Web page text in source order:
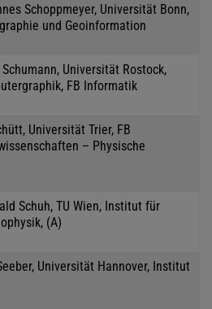
Schoppmeyer, Universität Bonn,
und Geoinformation
Universität Rostock,
FB Informatik
Universität Trier, FB
– Physische
Schuh, TU Wien, Institut für
(A)
Universität Hannover, Institut